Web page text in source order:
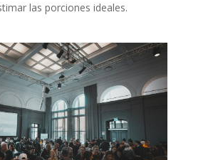
las porciones ideales.